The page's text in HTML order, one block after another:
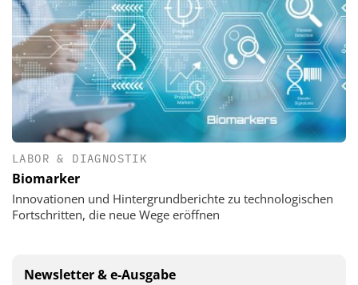
LABOR & DIAGNOSTIK
Biomarker
Innovationen und Hintergrundberichte zu technologischen
Fortschritten, die neue Wege eröffnen
Newsletter & e-Ausgabe